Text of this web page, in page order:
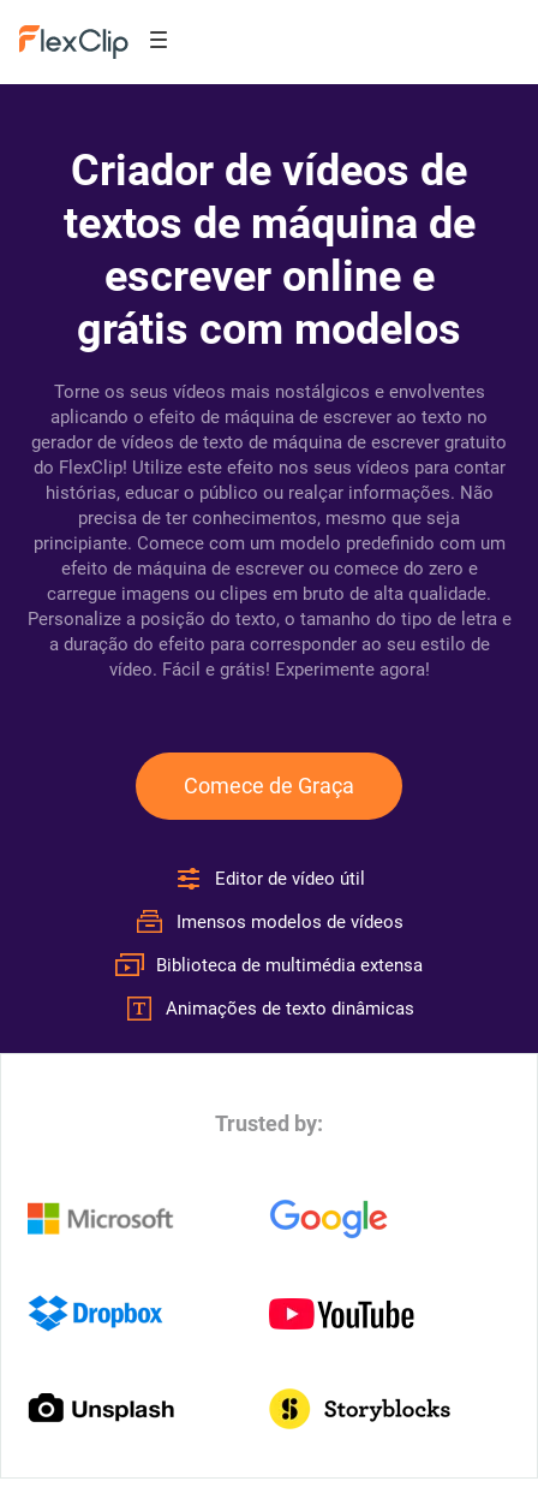
Criador de vídeos de
textos de máquina de
escrever online e
grátis com modelos
Torne os seus vídeos mais nostálgicos e envolventes
aplicando o efeito de máquina de escrever ao texto no
gerador de vídeos de texto de máquina de escrever gratuito
do FlexClip! Utilize este efeito nos seus vídeos para contar
histórias, educar o público ou realçar informações. Não
precisa de ter conhecimentos, mesmo que seja
principiante. Comece com um modelo predefinido com um
efeito de máquina de escrever ou comece do zero e
carregue imagens ou clipes em bruto de alta qualidade.
Personalize a posição do texto, o tamanho do tipo de letra e
a duração do efeito para corresponder ao seu estilo de
vídeo. Fácil e grátis! Experimente agora!
Comece de Graça
Editor de vídeo útil
Imensos modelos de vídeos
Biblioteca de multimédia extensa
Animações de texto dinâmicas
Trusted by: